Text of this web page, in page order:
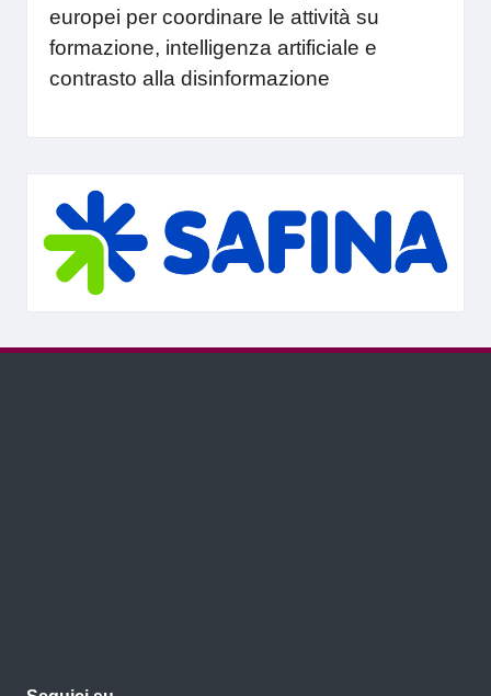
europei per coordinare le attività su
formazione, intelligenza artificiale e
contrasto alla disinformazione